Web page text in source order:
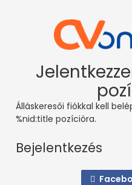
Álláskeresői fiókkal kell
%nid:title pozícióra.
Bejelentkezés